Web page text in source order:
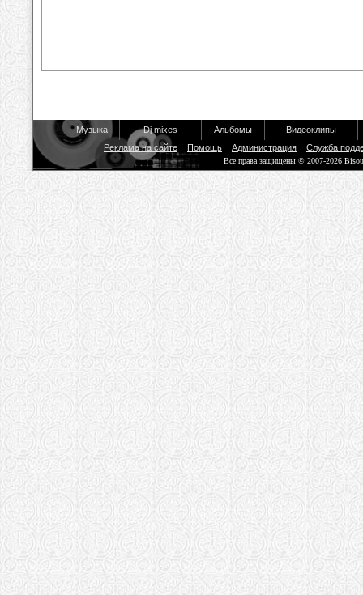
Музыка Dj mixes Альбомы
Видеоклипы
Реклама на сайте
Помощь Администрация Служба
Все права защищены © 2007-2026